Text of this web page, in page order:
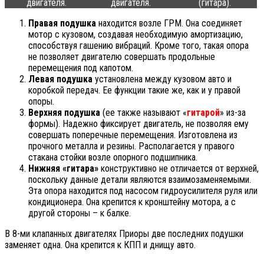
двигателя. двигателя.
(гитара).
Правая подушка находится возле ГРМ. Она соединяет
мотор с кузовом, создавая необходимую амортизацию,
способствуя гашению вибраций. Кроме того, такая опора
не позволяет двигателю совершать продольные
перемещения под капотом.
Левая подушка установлена между кузовом авто и
коробкой передач. Ее функции такие же, как и у правой
опоры.
Верхняя подушка (ее также называют «гитарой» из-за
формы). Надежно фиксирует двигатель, не позволяя ему
совершать поперечные перемещения. Изготовлена из
прочного металла и резины. Располагается у правого
стакана стойки возле опорного подшипника.
Нижняя «гитара» конструктивно не отличается от верхней,
поскольку данные детали являются взаимозаменяемыми.
Эта опора находится под насосом гидроусилителя руля или
кондиционера. Она крепится к кронштейну мотора, а с
другой стороны – к балке.
В 8-ми клапанных двигателях Приоры две последних подушки
заменяет одна. Она крепится к КПП и днищу авто.